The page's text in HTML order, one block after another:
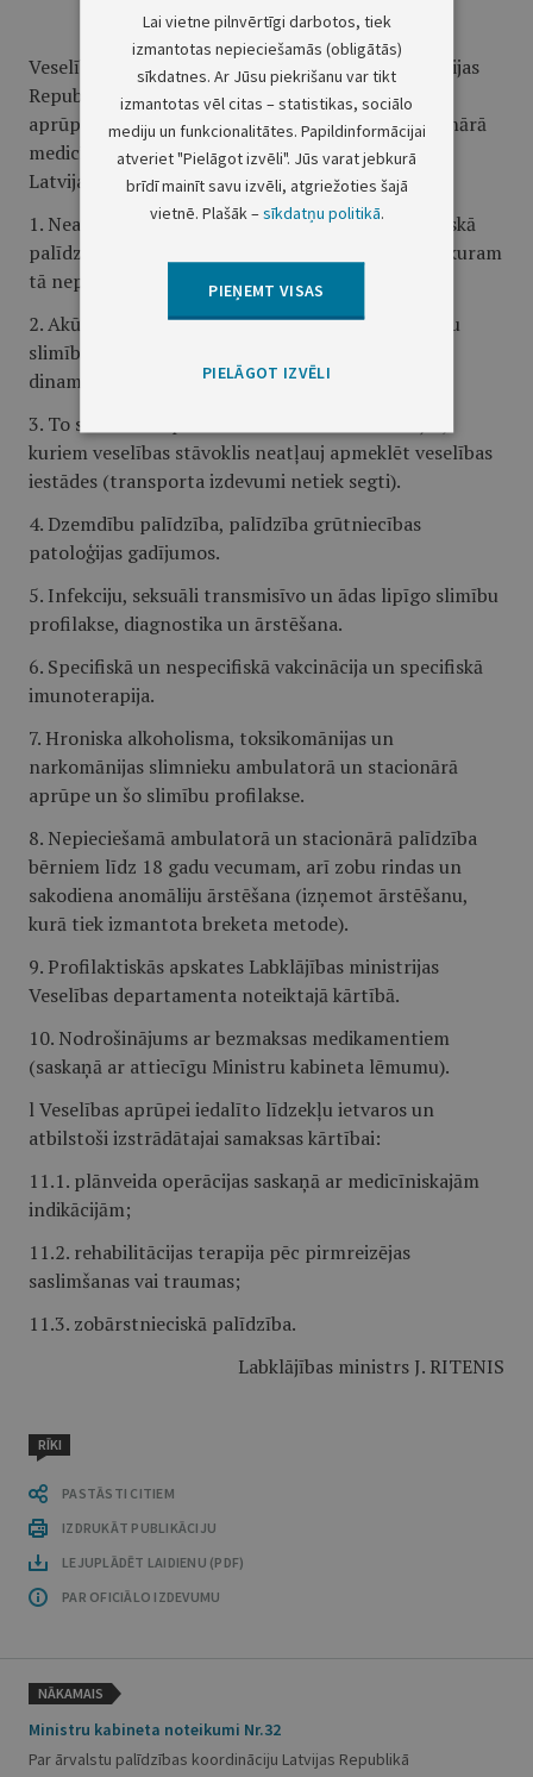
Veselības aprūpes bāzes programma
Veselības aprūpes bāzes programmā ietilpst Latvijas
Republikā obligāti nodrošināmā un no veselības
aprūpei iedalītajiem līdzekļiem apmaksājamā primārā
medicīniskā palīdzība, kas tiek sniegta jebkuram
Latvijas Republikas pastāvīgajam iedzīvotājam:
1. Neatliekamā medicīniskā palīdzība. Šī medicīniskā
palīdzība obligāti sniedzama jebkuram cilvēkam, kuram
tā nepieciešama.
2. Akūtu slimību, arodslimību, traumu un hronisku
slimību saasinājumu diagnostika, ārstēšana un
dinamiska novērošana.
3. To slimnieku apmeklēšana un ārstēšana mājās,
kuriem veselības stāvoklis neatļauj apmeklēt veselības
iestādes (transporta izdevumi netiek segti).
4. Dzemdību palīdzība, palīdzība grūtniecības
patoloģijas gadījumos.
5. Infekciju, seksuāli transmisīvo un ādas lipīgo slimību
profilakse, diagnostika un ārstēšana.
6. Specifiskā un nespecifiskā vakcinācija un specifiskā
imunoterapija.
7. Hroniska alkoholisma, toksikomānijas un
narkomānijas slimnieku ambulatorā un stacionārā
aprūpe un šo slimību profilakse.
8. Nepieciešamā ambulatorā un stacionārā palīdzība
bērniem līdz 18 gadu vecumam, arī zobu rindas un
sakodiena anomāliju ārstēšana (izņemot ārstēšanu,
kurā tiek izmantota breketa metode).
9. Profilaktiskās apskates Labklājības ministrijas
Veselības departamenta noteiktajā kārtībā.
10. Nodrošinājums ar bezmaksas medikamentiem
(saskaņā ar attiecīgu Ministru kabineta lēmumu).
l Veselības aprūpei iedalīto līdzekļu ietvaros un
atbilstoši izstrādātajai samaksas kārtībai:
11.1. plānveida operācijas saskaņā ar medicīniskajām
indikācijām;
11.2. rehabilitācijas terapija pēc pirmreizējas
saslimšanas vai traumas;
11.3. zobārstnieciskā palīdzība.
Labklājības ministrs J. RITENIS
RĪKI
PASTĀSTI CITIEM
IZDRUKĀT PUBLIKĀCIJU
LEJUPLĀDĒT LAIDIENU (PDF)
PAR OFICIĀLO IZDEVUMU
NĀKAMAIS
Ministru kabineta noteikumi Nr.32
Par ārvalstu palīdzības koordināciju Latvijas Republikā
Lai vietne pilnvērtīgi darbotos, tiek
izmantotas nepieciešamās (obligātās)
sīkdatnes. Ar Jūsu piekrišanu var tikt
izmantotas vēl citas – statistikas, sociālo
mediju un funkcionalitātes. Papildinformācijai
atveriet "Pielāgot izvēli". Jūs varat jebkurā
brīdī mainīt savu izvēli, atgriežoties šajā
vietnē. Plašāk –sīkdatņu politikā.
PIEŅEMT VISAS
PIELĀGOT IZVĒLI